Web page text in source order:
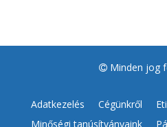
Minden jog
Adatkezelés Cégünkről
Minőségi tanúsítványaink